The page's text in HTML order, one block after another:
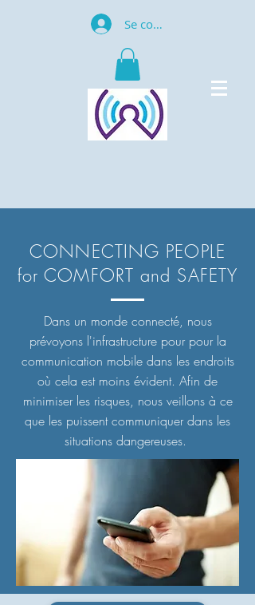
Se connecter
CONNECTING PEOPLE
for COMFORT and SAFETY
Dans un monde connecté, nous
prévoyons l'infrastructure pour pour la
communication mobile dans les endroits
où cela est moins évident. Afin de
minimiser les risques, nous veillons à ce
que les puissent communiquer dans les
situations dangereuses.